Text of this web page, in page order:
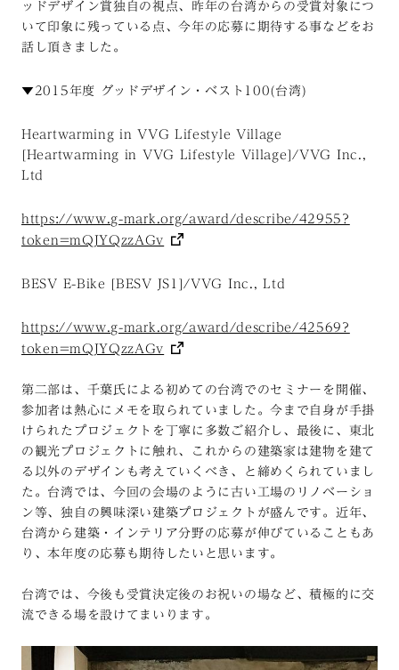
ッドデザイン賞独自の視点、昨年の台湾からの受賞対象につ
いて印象に残っている点、今年の応募に期待する事などをお
話し頂きました。
▼2015年度 グッドデザイン・ベスト100(台湾)
Heartwarming in VVG Lifestyle Village
[Heartwarming in VVG Lifestyle Village]/VVG Inc.,
Ltd
https://www.g-mark.org/award/describe/42955?
token=mQJYQzzAGv
BESV E-Bike [BESV JS1]/VVG Inc., Ltd
https://www.g-mark.org/award/describe/42569?
token=mQJYQzzAGv
第二部は、千葉氏による初めての台湾でのセミナーを開催、
参加者は熱心にメモを取られていました。今まで自身が手掛
けられたプロジェクトを丁寧に多数ご紹介し、最後に、東北
の観光プロジェクトに触れ、これからの建築家は建物を建て
る以外のデザインも考えていくべき、と締めくられていまし
た。台湾では、今回の会場のように古い工場のリノベーショ
ン等、独自の興味深い建築プロジェクトが盛んです。近年、
台湾から建築・インテリア分野の応募が伸びていることもあ
り、本年度の応募も期待したいと思います。
台湾では、今後も受賞決定後のお祝いの場など、積極的に交
流できる場を設けてまいります。